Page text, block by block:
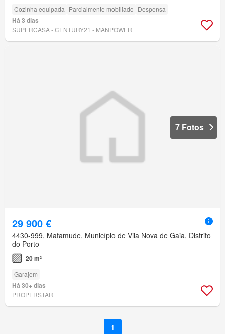
Cozinha equipada Parcialmente mobiliado Despensa
Há 3 dias
SUPERCASA - CENTURY21 - MANPOWER
7 Fotos
29 900 €
4430-999, Mafamude, Município de Vila Nova de Gaia, Distrito
do Porto
20 m²
Garajem
Há 30+ dias
PROPERSTAR
1